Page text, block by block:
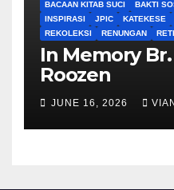
BACAAN KITAB SUCI BAKTI
INSPIRASI
JPIC KATEKESE
REKOLEKSI
RENUNGAN
In Memory
Roozen
JUNE 16, 2026